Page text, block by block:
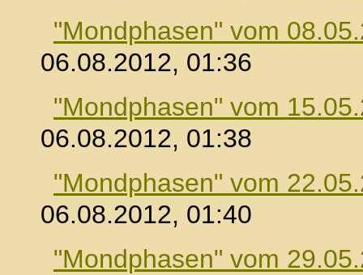
"Mondphasen" vom
06.08.2012, 01:36
"Mondphasen" vom
06.08.2012, 01:38
"Mondphasen" vom
06.08.2012, 01:40
"Mondphasen" vom